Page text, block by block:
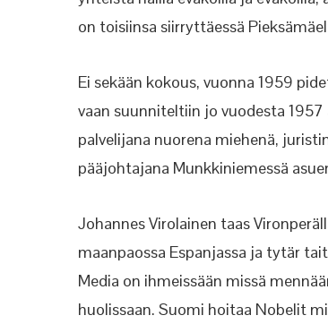
on toisiinsa siirryttäessä
Ei sekään kokous, vuonna 1959
vaan suunniteltiin jo vuodesta
palvelijana nuorena miehenä,
pääjohtajana Munkkiniemessä
Johannes Virolainen taas
maanpaossa Espanjassa ja tytär
Media on ihmeissään missä
huolissaan. Suomi hoitaa Nobelit